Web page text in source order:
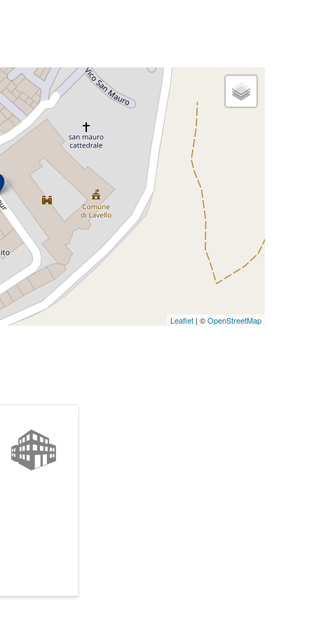
Leaflet| ©OpenStreetMap